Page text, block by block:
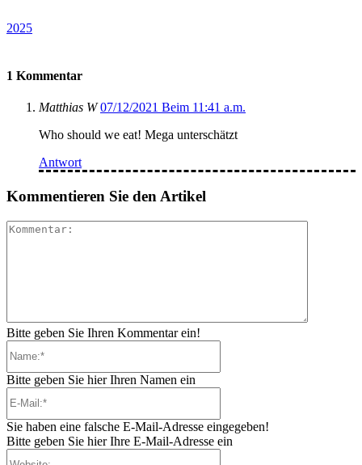
2025
1 Kommentar
Matthias W 07/12/2021 Beim 11:41 a.m.
Who should we eat! Mega unterschätzt
Antwort
Kommentieren Sie den Artikel
Bitte geben Sie Ihren Kommentar ein!
Bitte geben Sie hier Ihren Namen ein
Sie haben eine falsche E-Mail-Adresse eingegeben!
Bitte geben Sie hier Ihre E-Mail-Adresse ein